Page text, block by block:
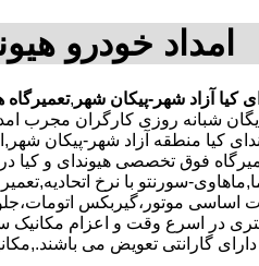
امداد خودرو
کیا آزاد شهر-پیکان شهر ,تعمیرگاه
شبانه روزی کارگران مجرب
کیا منطقه آزاد شهر-پیکان
فوق تخصصی هیوندای و کیا
سورنتو با نرخ
اساسی موتور،گیربکس
در اسرع وقت و اعزام مکانیک
گارانتی تعویض می